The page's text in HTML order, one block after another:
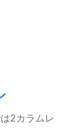
2カラムレ